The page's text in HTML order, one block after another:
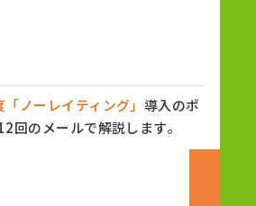
ノーレイティング」 導入のポ
回のメールで解説します。